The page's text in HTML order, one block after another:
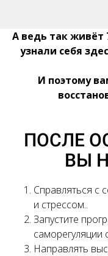
А ведь так живёт
узнали себя
И поэтому
ПОСЛЕ
ВЫ
Справляться с
и стрессом..
Запустите
саморегуляции
Направлять